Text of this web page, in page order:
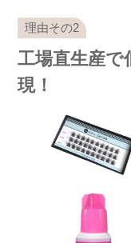
工場直生産で
現！